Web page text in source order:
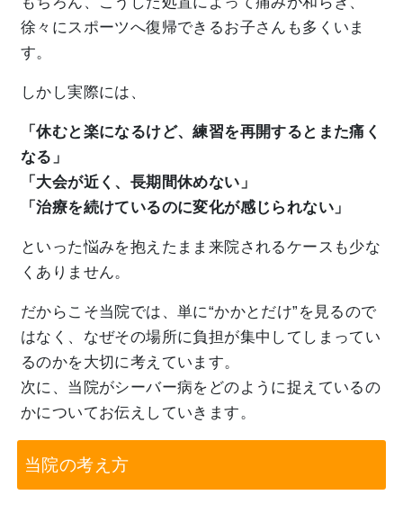
徐々にスポーツへ復帰できるお子さんも多くいま
す。
しかし実際には、
「休むと楽になるけど、練習を再開するとまた痛く
なる」
「大会が近く、長期間休めない」
「治療を続けているのに変化が感じられない」
といった悩みを抱えたまま来院されるケースも少な
くありません。
だからこそ当院では、単に“かかとだけ”を見るので
はなく、なぜその場所に負担が集中してしまってい
るのかを大切に考えています。
次に、当院がシーバー病をどのように捉えているの
かについてお伝えしていきます。
当院の考え方